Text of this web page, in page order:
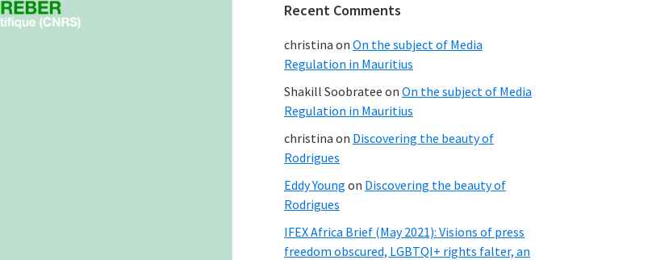
Recent Comments
christina on On the subject of Media
Regulation in Mauritius
Shakill Soobratee on On the subject of Media
Regulation in Mauritius
christina on Discovering the beauty of
Rodrigues
Eddy Young on Discovering the beauty of
Rodrigues
IFEX Africa Brief (May 2021): Visions of press
freedom obscured, LGBTQI+ rights falter, an